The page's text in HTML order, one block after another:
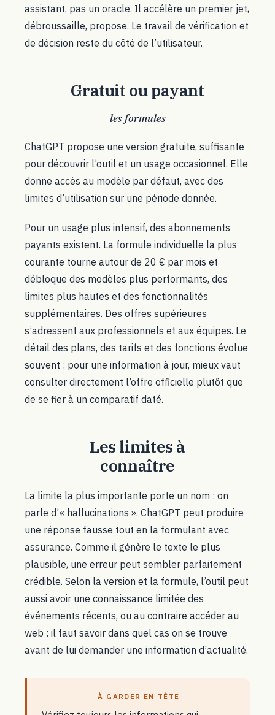
assistant, pas un oracle. Il accélère un premier jet,
débroussaille, propose. Le travail de vérification et
de décision reste du côté de l’utilisateur.
Gratuit ou payant
les formules
ChatGPT propose une version gratuite, suffisante
pour découvrir l’outil et un usage occasionnel. Elle
donne accès au modèle par défaut, avec des
limites d’utilisation sur une période donnée.
Pour un usage plus intensif, des abonnements
payants existent. La formule individuelle la plus
courante tourne autour de 20 € par mois et
débloque des modèles plus performants, des
limites plus hautes et des fonctionnalités
supplémentaires. Des offres supérieures
s’adressent aux professionnels et aux équipes. Le
détail des plans, des tarifs et des fonctions évolue
souvent : pour une information à jour, mieux vaut
consulter directement l’offre officielle plutôt que
de se fier à un comparatif daté.
Les limites à
connaître
La limite la plus importante porte un nom : on
parle d’« hallucinations ». ChatGPT peut produire
une réponse fausse tout en la formulant avec
assurance. Comme il génère le texte le plus
plausible, une erreur peut sembler parfaitement
crédible. Selon la version et la formule, l’outil peut
aussi avoir une connaissance limitée des
événements récents, ou au contraire accéder au
web : il faut savoir dans quel cas on se trouve
avant de lui demander une information d’actualité.
À GARDER EN TÊTE